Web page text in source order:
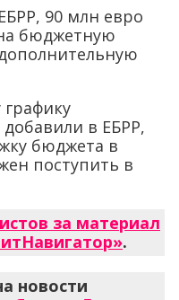
90 млн евро
бюджетную
добавили в ЕБРР,
бюджета в
поступить в
за материал
.
новости